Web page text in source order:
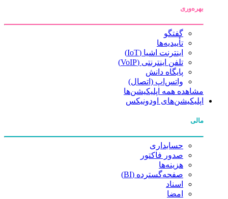
بهره‌وری
گفتگو
تأییدیه‌ها
اینترنت اشیا (IoT)
تلفن اینترنتی (VoIP)
پایگاه دانش
واتس‌اپ (اتصال)
مشاهده همه اپلیکیشن‌ها
اپلیکیشن‌های اودونیکس
مالی
حسابداری
صدور فاکتور
هزینه‌ها
صفحه‌گسترده (BI)
اسناد
امضا